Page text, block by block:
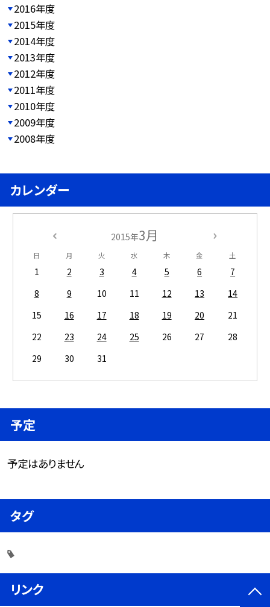
2016年度
2015年度
2014年度
2013年度
2012年度
2011年度
2010年度
2009年度
2008年度
カレンダー
2015年3月
日 月 火 水 木 金 土
1 2 3 4 5 6
7
8
9 10 11 12 13
14
15
16 17 18 19 20
21
22
23 24 25 26 27
28
29
30 31
予定
予定はありません
タグ
リンク